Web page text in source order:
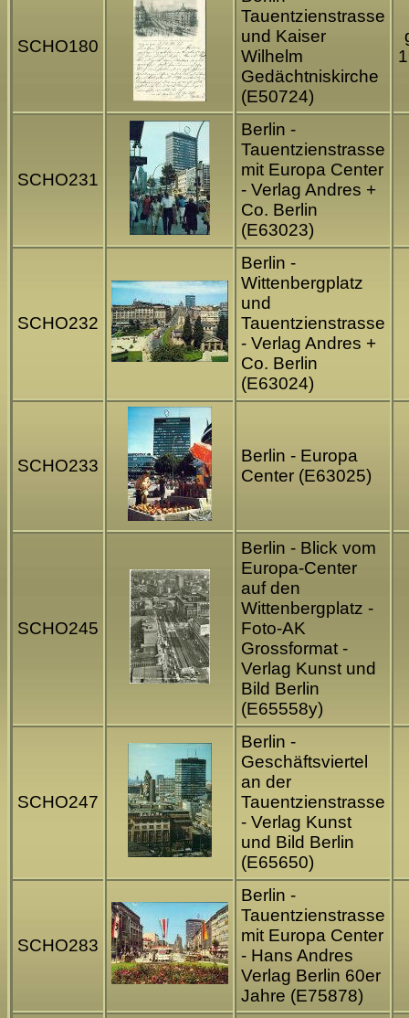
SCHO180
Tauentzienstrasse
und Kaiser
Wilhelm
Gedächtniskirche
(E50724)
SCHO231
Berlin -
Tauentzienstrasse
mit Europa Center
- Verlag Andres +
Co. Berlin
(E63023)
SCHO232
Berlin -
Wittenbergplatz
und
Tauentzienstrasse
- Verlag Andres +
Co. Berlin
(E63024)
SCHO233
Berlin - Europa
Center (E63025)
SCHO245
Berlin - Blick vom
Europa-Center
auf den
Wittenbergplatz -
Foto-AK
Grossformat -
Verlag Kunst und
Bild Berlin
(E65558y)
SCHO247
Berlin -
Geschäftsviertel
an der
Tauentzienstrasse
- Verlag Kunst
und Bild Berlin
(E65650)
SCHO283
Berlin -
Tauentzienstrasse
mit Europa Center
- Hans Andres
Verlag Berlin 60er
Jahre (E75878)